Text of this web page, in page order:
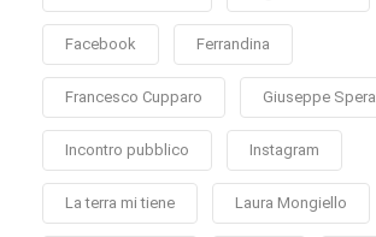
Facebook Ferrandina
Francesco Cupparo Giuseppe Spera
Incontro pubblico Instagram
La terra mi tiene Laura Mongiello